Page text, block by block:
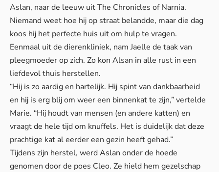
Aslan, naar de leeuw uit The Chronicles of Narnia.
Niemand weet hoe hij op straat belandde, maar die dag
koos hij het perfecte huis uit om hulp te vragen.
Eenmaal uit de dierenkliniek, nam Jaelle de taak van
pleegmoeder op zich. Zo kon Alsan in alle rust in een
liefdevol thuis herstellen.
“Hij is zo aardig en hartelijk. Hij spint van dankbaarheid
en hij is erg blij om weer een binnenkat te zijn,” vertelde
Marie. “Hij houdt van mensen (en andere katten) en
vraagt de hele tijd om knuffels. Het is duidelijk dat deze
prachtige kat al eerder een gezin heeft gehad.”
Tijdens zijn herstel, werd Aslan onder de hoede
genomen door de poes Cleo. Ze hield hem gezelschap